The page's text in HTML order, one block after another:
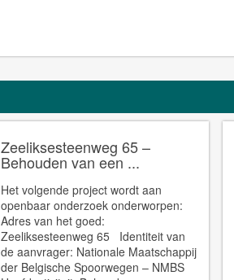
Zeeliksesteenweg 65 –
Behouden van een ...
Het volgende project wordt aan
openbaar onderzoek onderworpen:
Adres van het goed:
Zeeliksesteenweg 65 Identiteit van
de aanvrager: Nationale Maatschappij
der Belgische Spoorwegen – NMBS